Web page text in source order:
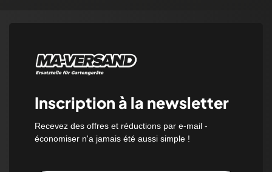
Inscription à la newsletter
Recevez des offres et réductions par e-mail -
économiser n'a jamais été aussi simple !